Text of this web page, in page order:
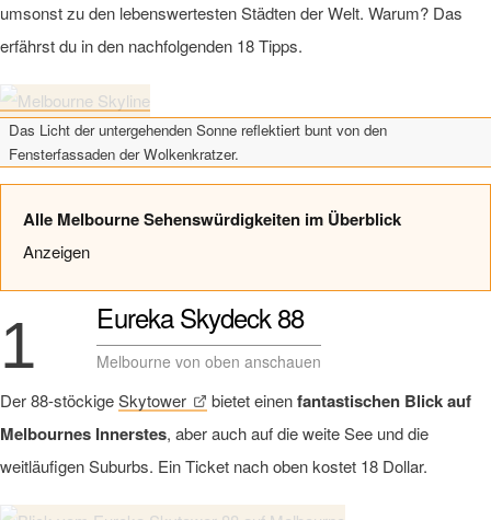
umsonst zu den lebenswertesten Städten der Welt. Warum? Das
erfährst du in den nachfolgenden 18 Tipps.
Das Licht der untergehenden Sonne reflektiert bunt von den
Fensterfassaden der Wolkenkratzer.
Alle Melbourne Sehenswürdigkeiten im Überblick
Anzeigen
1 Eureka Skydeck 88
Melbourne von oben anschauen
Der 88-stöckigeSkytower bietet einenfantastischen Blick auf
Melbournes Innerstes, aber auch auf die weite See und die
weitläufigen Suburbs. Ein Ticket nach oben kostet 18 Dollar.